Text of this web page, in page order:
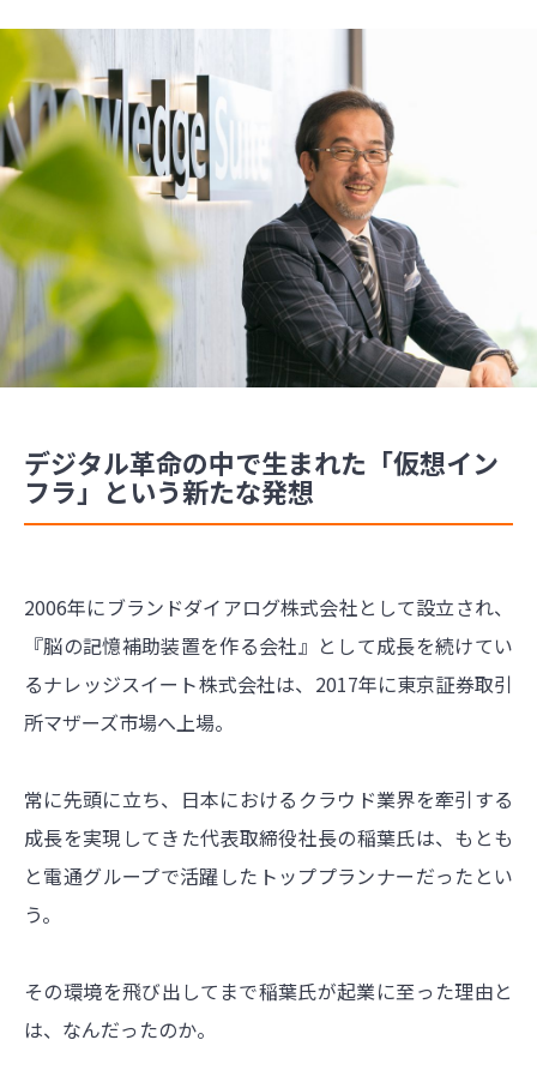
デジタル革命の中で生まれた「仮想イン
フラ」という新たな発想
2006年にブランドダイアログ株式会社として設立され、
『脳の記憶補助装置を作る会社』として成長を続けてい
るナレッジスイート株式会社は、2017年に東京証券取引
所マザーズ市場へ上場。
常に先頭に立ち、日本におけるクラウド業界を牽引する
成長を実現してきた代表取締役社長の稲葉氏は、もとも
と電通グループで活躍したトッププランナーだったとい
う。
その環境を飛び出してまで稲葉氏が起業に至った理由と
は、なんだったのか。